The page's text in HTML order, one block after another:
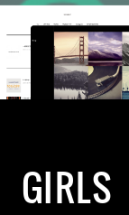
GIRLS
プライバシーポリシー